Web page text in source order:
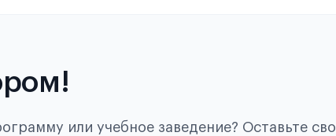
или учебное заведение? Оставьте